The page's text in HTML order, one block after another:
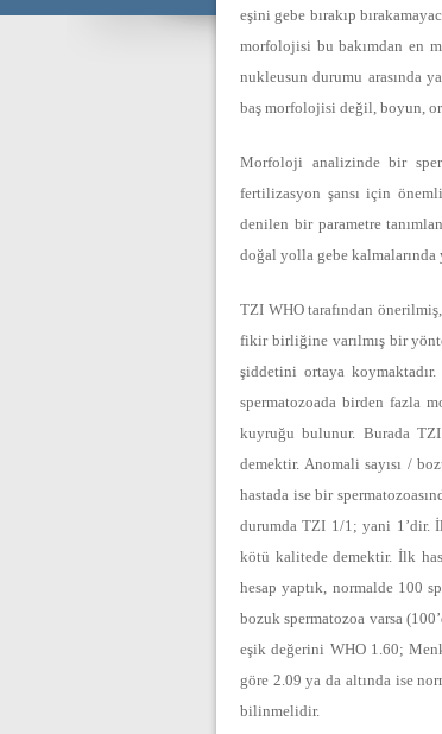
eşini gebe bırakıp
morfolojisi bu bakımdan en
nukleusun durumu arasında
baş morfolojisi değil, boyun,
Morfoloji analizinde bir
fertilizasyon şansı için
denilen bir parametre
doğal yolla gebe kalmalarında
TZI WHO tarafından
fikir birliğine varılmış bir
şiddetini ortaya
spermatozoada birden fazla
kuyruğu bulunur. Burada
demektir. Anomali sayısı /
hastada ise bir
durumda TZI 1/1; yani 1’dir.
kötü kalitede demektir. İlk
hesap yaptık, normalde 100
bozuk spermatozoa varsa
eşik değerini WHO 1.60;
göre 2.09 ya da altında ise
bilinmelidir.